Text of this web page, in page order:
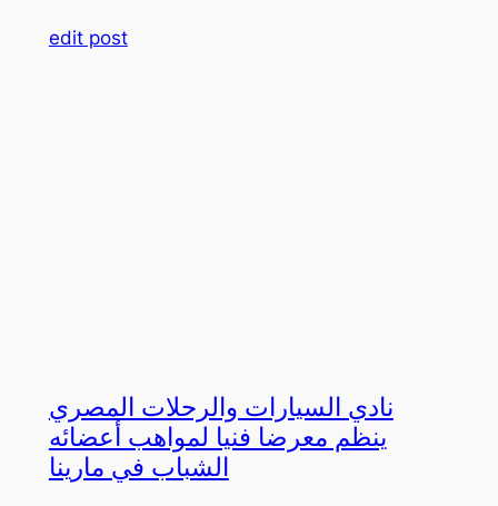
edit post
نادي السيارات والرحلات المصري
ينظم معرضا فنيا لمواهب أعضائه
الشباب في مارينا